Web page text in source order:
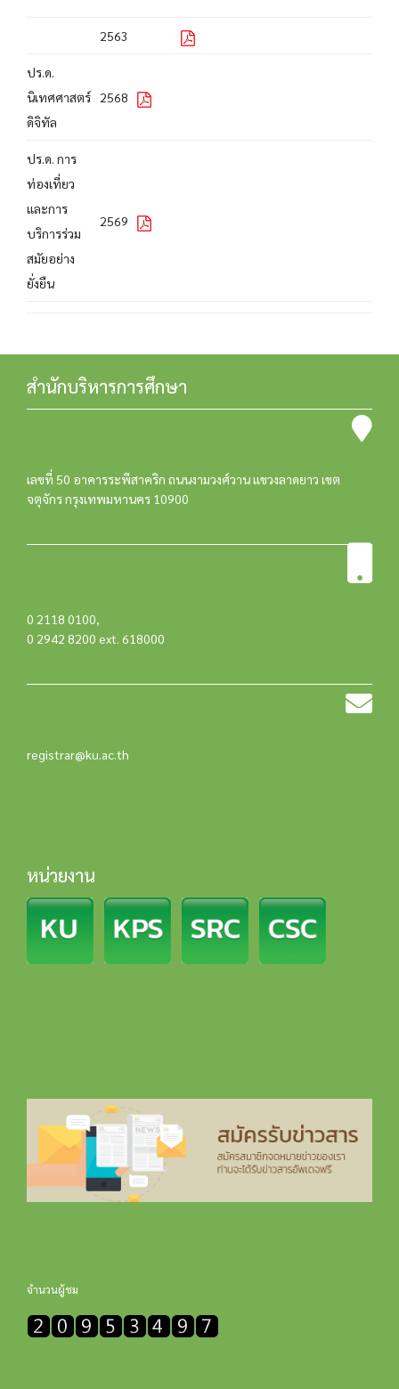
2563
ปร.ด.
นิเทศศาสตร์
ดิจิทัล
2568
ปร.ด. การ
ท่องเที่ยว
และการ
บริการร่วม
สมัยอย่าง
ยั่งยืน
2569
สำนักบริหารการศึกษา
เลขที่ 50 อาคารระพีสาคริก ถนนงามวงศ์วาน แขวงลาดยาว เขต
จตุจักร กรุงเทพมหานคร 10900
0 2118 0100,
0 2942 8200 ext. 618000
registrar@ku.ac.th
หน่วยงาน
จำนวนผู้ชม